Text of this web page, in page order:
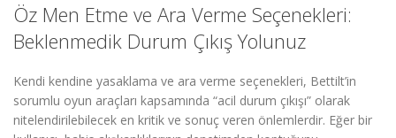
Öz Men Etme ve Ara Verme Seçenekleri:
Beklenmedik Durum Çıkış Yolunuz
Kendi kendine yasaklama ve ara verme seçenekleri, Bettilt’in
sorumlu oyun araçları kapsamında “acil durum çıkışı” olarak
nitelendirilebilecek en kritik ve sonuç veren önlemlerdir. Eğer bir